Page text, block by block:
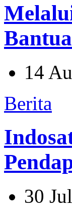
14
Berita
30